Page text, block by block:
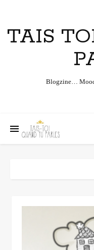
TAIS
Blogzine…